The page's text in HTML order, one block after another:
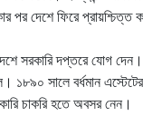
পর দেশে ফিরে
সরকারি দপ্তরে যোগ
১৮৯০ সালে বর্ধমান
চাকরি হতে অবসর নেন।